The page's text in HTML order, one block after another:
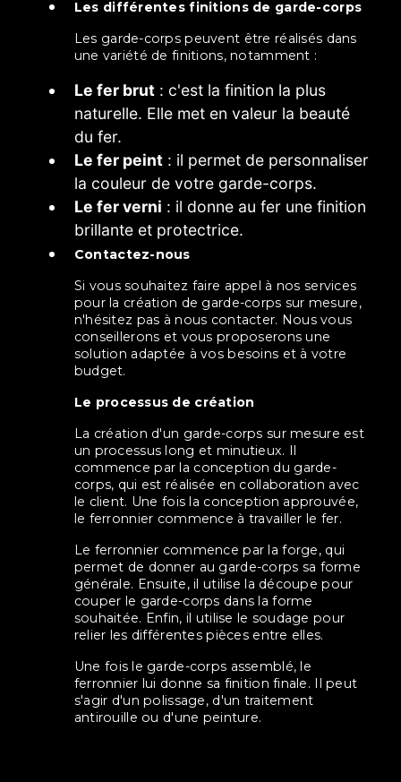
Les différentes finitions de garde-corps
Les garde-corps peuvent être réalisés dans
une variété de finitions, notamment :
Le fer brut: c'est la finition la plus
naturelle. Elle met en valeur la beauté
du fer.
Le fer peint: il permet de personnaliser
la couleur de votre garde-corps.
Le fer verni : il donne au fer une finition
brillante et protectrice.
Contactez-nous
Si vous souhaitez faire appel à nos services
pour la création de garde-corps sur mesure,
n'hésitez pas à nous contacter. Nous vous
conseillerons et vous proposerons une
solution adaptée à vos besoins et à votre
budget.
Le processus de création
La création d'un garde-corps sur mesure est
un processus long et minutieux. Il
commence par la conception du garde-
corps, qui est réalisée en collaboration avec
le client. Une fois la conception approuvée,
le ferronnier commence à travailler le fer.
Le ferronnier commence par la forge, qui
permet de donner au garde-corps sa forme
générale. Ensuite, il utilise la découpe pour
couper le garde-corps dans la forme
souhaitée. Enfin, il utilise le soudage pour
relier les différentes pièces entre elles.
Une fois le garde-corps assemblé, le
ferronnier lui donne sa finition finale. Il peut
s'agir d'un polissage, d'un traitement
antirouille ou d'une peinture.